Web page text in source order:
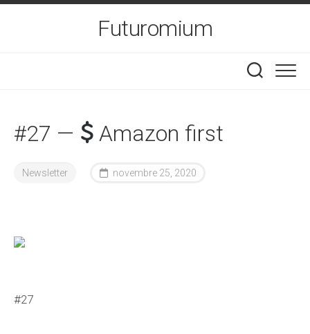
Skip
Futuromium
#27 — Amazon first
Newsletter novembre 25, 2020
#27